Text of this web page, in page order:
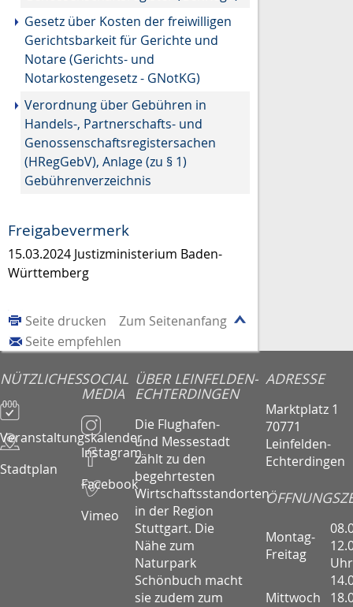
Gesetz über Kosten der freiwilligen
Gerichtsbarkeit für Gerichte und
Notare (Gerichts- und
Notarkostengesetz - GNotKG)
Verordnung über Gebühren in
Handels-, Partnerschafts- und
Genossenschaftsregistersachen
(HRegGebV), Anlage (zu § 1)
Gebührenverzeichnis
Freigabevermerk
15.03.2024 Justizministerium Baden-
Württemberg
Zum Seitenanfang
Seite drucken
Seite empfehlen
NÜTZLICHES
Veranstaltungskalender
Stadtplan
SOCIAL
MEDIA
Instagram
Facebook
Vimeo
ÜBER LEINFELDEN-
ECHTERDINGEN
Die Flughafen-
und Messestadt
zählt zu den
begehrtesten
Wirtschaftsstandorten
in der Region
Stuttgart. Die
Nähe zum
Naturpark
Schönbuch macht
sie zudem zum
ADRESSE
Marktplatz 1
70771
Leinfelden-
Echterdingen
Montag-
Freitag
Uhr
Mittwoch